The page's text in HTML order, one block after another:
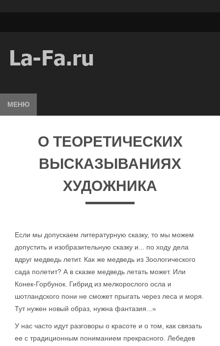
МЕНЮ
О ТЕОРЕТИЧЕСКИХ
ВЫСКАЗЫВАНИЯХ
ХУДОЖНИКА
Если мы допускаем литературную сказку, то мы можем
допустить и изобразительную сказку и... по ходу дела
вдруг медведь летит. Как же медведь из Зоологического
сада полетит? А в сказке медведь летать может. Или
Конек-Горбунок. Гибрид из мелкорослого осла и
шотландского пони не сможет прыгать через леса и моря.
Тут нужен новый образ, нужна фантазия...»
У нас часто идут разговоры о красоте и о том, как связать
ее с традиционным пониманием прекрасного. Лебедев